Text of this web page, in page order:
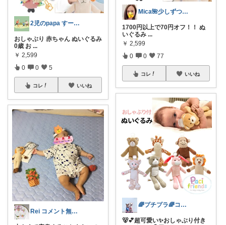
2児のpapa すーさん
おしゃぶり 赤ちゃん ぬいぐるみ
0歳 お ...
￥ 2,599
0 0 5
コレ いいね
Rei コメント無く経由購入します♪
Mica🌺少しずつ復活✨
1700円以上で70円オフ！！ ぬ
いぐるみ ...
￥ 2,599
0 0 77
コレ いいね
🌈プチプラ🌈コレクション見てね✨🧸
🐻💕超可愛い✨おしゃぶり付き